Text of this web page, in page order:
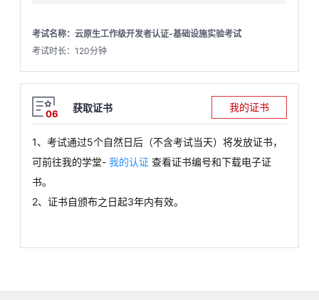
考试名称：云原生工作级开发者认证-基础设施实验考试
考试时长：120分钟
06 获取证书 我的证书
1、考试通过5个自然日后（不含考试当天）将发放证书，
可前往我的学堂- 我的认证 查看证书编号和下载电子证
书。
2、证书自颁布之日起3年内有效。